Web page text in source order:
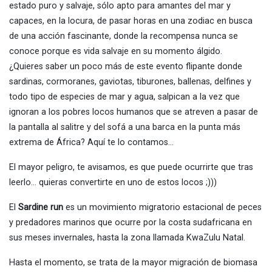
estado puro y salvaje, sólo apto para amantes del mar y
capaces, en la locura, de pasar horas en una zodiac en busca
de una acción fascinante, donde la recompensa nunca se
conoce porque es vida salvaje en su momento álgido.
¿Quieres saber un poco más de este evento flipante donde
sardinas, cormoranes, gaviotas, tiburones, ballenas, delfines y
todo tipo de especies de mar y agua, salpican a la vez que
ignoran a los pobres locos humanos que se atreven a pasar de
la pantalla al salitre y del sofá a una barca en la punta más
extrema de África? Aquí te lo contamos…
El mayor peligro, te avisamos, es que puede ocurrirte que tras
leerlo… quieras convertirte en uno de estos locos ;)))
El Sardine run es un movimiento migratorio estacional de peces
y predadores marinos que ocurre por la costa sudafricana en
sus meses invernales, hasta la zona llamada KwaZulu Natal.
Hasta el momento, se trata de la mayor migración de biomasa